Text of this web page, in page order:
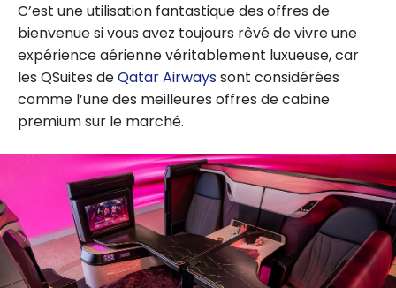
C’est une utilisation fantastique des offres de
bienvenue si vous avez toujours rêvé de vivre une
expérience aérienne véritablement luxueuse, car
les QSuites deQatar Airwayssont considérées
comme l’une des meilleures offres de cabine
premium sur le marché.